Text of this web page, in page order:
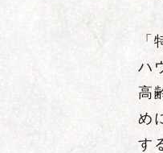
ハ
高
め
す